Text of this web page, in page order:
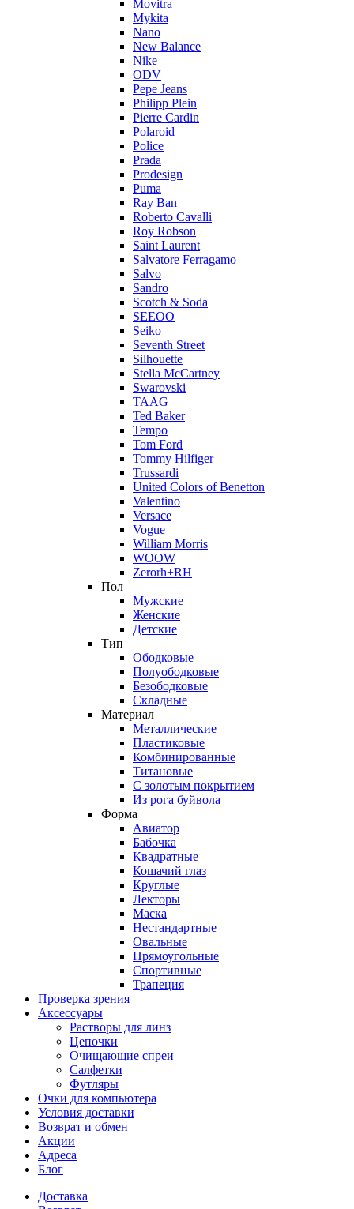
Movitra
Mykita
Nano
New Balance
Nike
ODV
Pepe Jeans
Philipp Plein
Pierre Cardin
Polaroid
Police
Prada
Prodesign
Puma
Ray Ban
Roberto Cavalli
Roy Robson
Saint Laurent
Salvatore Ferragamo
Salvo
Sandro
Scotch & Soda
SEEOO
Seiko
Seventh Street
Silhouette
Stella McCartney
Swarovski
TAAG
Ted Baker
Tempo
Tom Ford
Tommy Hilfiger
Trussardi
United Colors of Benetton
Valentino
Versace
Vogue
William Morris
WOOW
Zerorh+RH
Пол
Мужские
Женские
Детские
Тип
Ободковые
Полуободковые
Безободковые
Складные
Материал
Металлические
Пластиковые
Комбинированные
Титановые
С золотым покрытием
Из рога буйвола
Форма
Авиатор
Бабочка
Квадратные
Кошачий глаз
Круглые
Лекторы
Маска
Нестандартные
Овальные
Прямоугольные
Спортивные
Трапеция
Проверка зрения
Аксессуары
Растворы для линз
Цепочки
Очищающие спреи
Салфетки
Футляры
Очки для компьютера
Условия доставки
Возврат и обмен
Акции
Адреса
Блог
Доставка